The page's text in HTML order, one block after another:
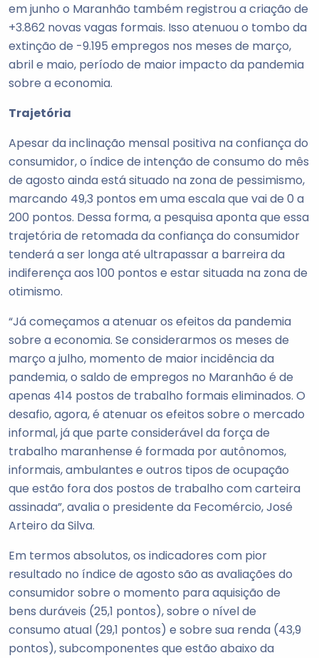
em junho o Maranhão também registrou a criação de
+3.862 novas vagas formais. Isso atenuou o tombo da
extinção de -9.195 empregos nos meses de março,
abril e maio, período de maior impacto da pandemia
sobre a economia.
Trajetória
Apesar da inclinação mensal positiva na confiança do
consumidor, o índice de intenção de consumo do mês
de agosto ainda está situado na zona de pessimismo,
marcando 49,3 pontos em uma escala que vai de 0 a
200 pontos. Dessa forma, a pesquisa aponta que essa
trajetória de retomada da confiança do consumidor
tenderá a ser longa até ultrapassar a barreira da
indiferença aos 100 pontos e estar situada na zona de
otimismo.
“Já começamos a atenuar os efeitos da pandemia
sobre a economia. Se considerarmos os meses de
março a julho, momento de maior incidência da
pandemia, o saldo de empregos no Maranhão é de
apenas 414 postos de trabalho formais eliminados. O
desafio, agora, é atenuar os efeitos sobre o mercado
informal, já que parte considerável da força de
trabalho maranhense é formada por autônomos,
informais, ambulantes e outros tipos de ocupação
que estão fora dos postos de trabalho com carteira
assinada”, avalia o presidente da Fecomércio, José
Arteiro da Silva.
Em termos absolutos, os indicadores com pior
resultado no índice de agosto são as avaliações do
consumidor sobre o momento para aquisição de
bens duráveis (25,1 pontos), sobre o nível de
consumo atual (29,1 pontos) e sobre sua renda (43,9
pontos), subcomponentes que estão abaixo da